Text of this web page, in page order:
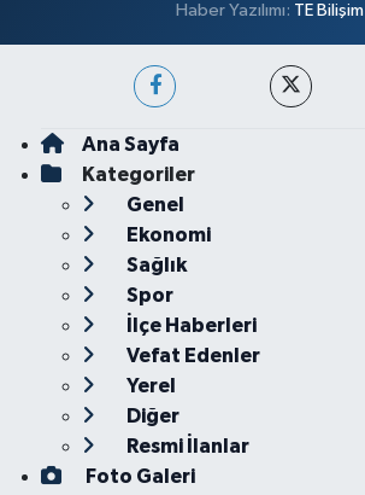
Haber Yazılımı: TE Bilişim
Ana Sayfa
Kategoriler
Genel
Ekonomi
Sağlık
Spor
İlçe Haberleri
Vefat Edenler
Yerel
Diğer
Resmi İlanlar
Foto Galeri